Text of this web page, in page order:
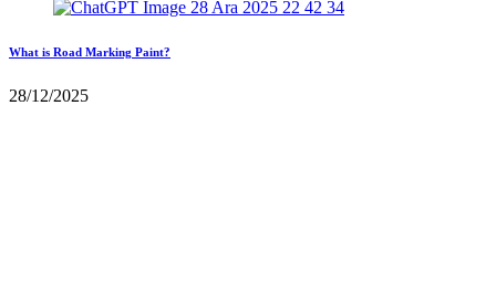
What is Road Marking Paint?
28/12/2025